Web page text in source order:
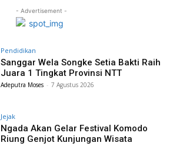
- Advertisement -
Pendidikan
Sanggar Wela Songke Setia Bakti Raih
Juara 1 Tingkat Provinsi NTT
Adeputra Moses - 7 Agustus 2026
Jejak
Ngada Akan Gelar Festival Komodo
Riung Genjot Kunjungan Wisata